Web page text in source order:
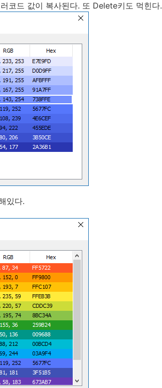
코드 값이 복사된다. 또 Delete키도 먹힌다.
있다.